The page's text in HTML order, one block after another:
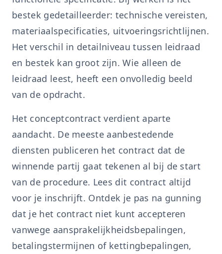
bestek gedetailleerder: technische vereisten,
materiaalspecificaties, uitvoeringsrichtlijnen.
Het verschil in detailniveau tussen leidraad
en bestek kan groot zijn. Wie alleen de
leidraad leest, heeft een onvolledig beeld
van de opdracht.
Het conceptcontract verdient aparte
aandacht. De meeste aanbestedende
diensten publiceren het contract dat de
winnende partij gaat tekenen al bij de start
van de procedure. Lees dit contract altijd
voor je inschrijft. Ontdek je pas na gunning
dat je het contract niet kunt accepteren
vanwege aansprakelijkheidsbepalingen,
betalingstermijnen of kettingbepalingen,